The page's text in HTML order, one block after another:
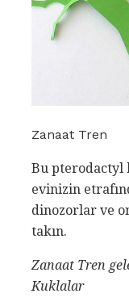
Zanaat Tren
Bu pterodactyl
evinizin
dinozorlar ve
takın.
Zanaat Tren
Kuklalar